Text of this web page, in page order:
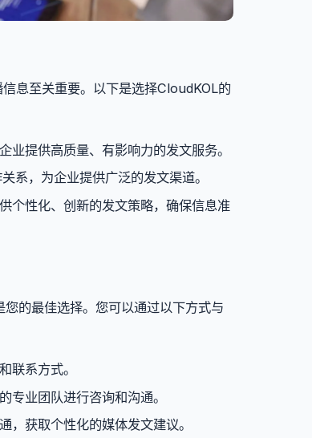
息至关重要。以下是选择CloudKOL的
提供高质量、有影响力的发文服务。
系，为企业提供广泛的发文渠道。
个性化、创新的发文策略，确保信息准
的最佳选择。您可以通过以下方式与
联系方式。
专业团队进行咨询和沟通。
获取个性化的媒体发文建议。